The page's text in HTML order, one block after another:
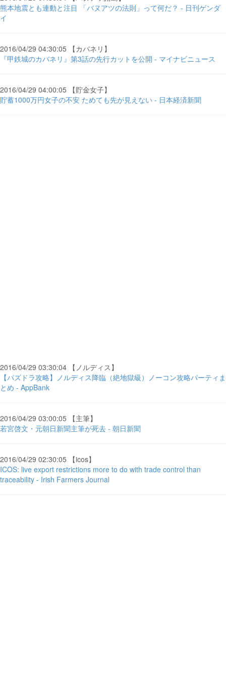
熊本地震とも連動と注目 「バヌアツの法則」って何だ？ - 日刊ゲンダ
イ
2016/04/29 04:30:05 【カバネリ】
『甲鉄城のカバネリ』第3話の先行カットを公開 - マイナビニュース
2016/04/29 04:00:05 【貯金女子】
貯蓄1000万円女子の不安 ためても先が見えない - 日本経済新聞
2016/04/29 03:30:04 【ノルディス】
【パズドラ攻略】ノルディス降臨（絶地獄級）ノーコン攻略パーティま
とめ - AppBank
2016/04/29 03:00:05 【主筆】
若宮啓文・元朝日新聞主筆が死去 - 朝日新聞
2016/04/29 02:30:05 【icos】
ICOS: live export restrictions more to do with trade control than
traceability - Irish Farmers Journal